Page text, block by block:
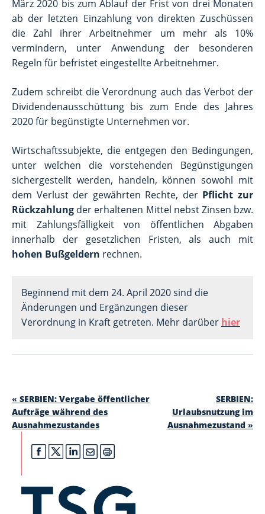
März 2020 bis zum Ablauf der Frist von drei Monaten
ab der letzten Einzahlung von direkten Zuschüssen
die Zahl ihrer Arbeitnehmer um mehr als 10%
vermindern, unter Anwendung der besonderen
Regeln für befristet eingestellte Arbeitnehmer.
Zudem schreibt die Verordnung auch das Verbot der
Dividendenausschüttung bis zum Ende des Jahres
2020 für begünstigte Unternehmen vor.
Wirtschaftssubjekte, die entgegen den Bedingungen,
unter welchen die vorstehenden Begünstigungen
sichergestellt werden, handeln, können sowohl mit
dem Verlust der gewährten Rechte, derPflicht zur
Rückzahlung der erhaltenen Mittel nebst Zinsen bzw.
mit Zahlungsfälligkeit von öffentlichen Abgaben
innerhalb der gesetzlichen Fristen, als auch mit
hohen Bußgeldern rechnen.
Beginnend mit dem 24. April 2020 sind die
Änderungen und Ergänzungen dieser
Verordnung in Kraft getreten. Mehr darüber hier
« SERBIEN: Vergabe öffentlicher
Aufträge während des
Ausnahmezustandes
SERBIEN:
Urlaubsnutzung im
Ausnahmezustand »